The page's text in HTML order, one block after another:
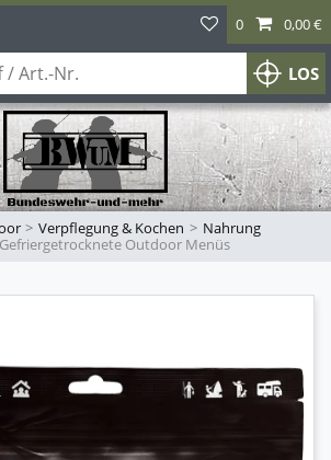
LOS
0 0,00 €
Verpflegung & Kochen
Nahrung
Outdoor Menüs